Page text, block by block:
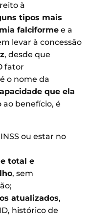
à
tipos mais
falciforme e a
levar à concessão
, desde que
fator
o nome da
que ela
ao benefício, é
ou estar no
total e
, sem
atualizados,
histórico de